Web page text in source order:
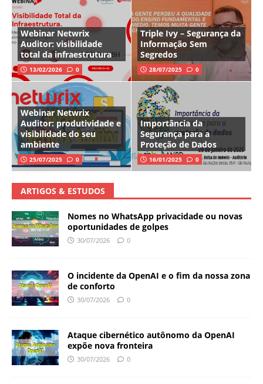
Webinar Netwrix
Auditor: visibilidade
total da infraestrutura
13/02/2026 0
Triple Ivy – Segurança da
Informação Sem
Segredos
28/07/2025 0
Webinar Netwrix
Auditor: produtividade e
visibilidade do seu
ambiente
25/07/2025 0
Importância da
Segurança para a
Proteção de Dados
16/01/2025 0
ARTIGOS & ESTUDOS
Nomes no WhatsApp privacidade ou novas
oportunidades de golpes
30/07/2026 0
O incidente da OpenAI e o fim da nossa zona
de conforto
30/07/2026 0
Ataque cibernético autônomo da OpenAI
expõe nova fronteira
30/07/2026 0